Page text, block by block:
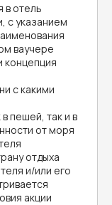
в отель
с указанием
ваучере
концепция
с какими
пешей, так и в
от моря
отдыха
и/или его
акции